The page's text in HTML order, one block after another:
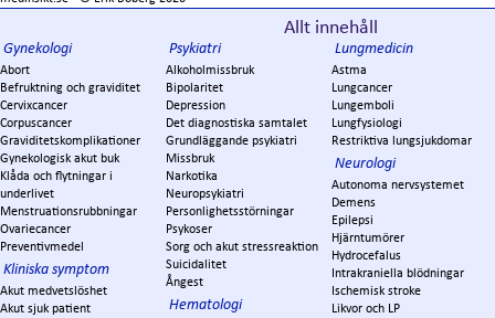
Allt innehåll
Gynekologi
Abort
Befruktning och graviditet
Cervixcancer
Corpuscancer
Graviditetskomplikationer
Gynekologisk akut buk
Klåda och flytningar i
underlivet
Menstruationsrubbningar
Ovariecancer
Preventivmedel
Kliniska symptom
Akut medvetslöshet
Akut sjuk patient
Psykiatri
Alkoholmissbruk
Bipolaritet
Depression
Det diagnostiska samtalet
Grundläggande psykiatri
Missbruk
Narkotika
Neuropsykiatri
Personlighetsstörningar
Psykoser
Sorg och akut stressreaktion
Suicidalitet
Ångest
Hematologi
Lungmedicin
Astma
Lungcancer
Lungemboli
Lungfysiologi
Restriktiva lungsjukdomar
Neurologi
Autonoma nervsystemet
Demens
Epilepsi
Hjärntumörer
Hydrocefalus
Intrakraniella blödningar
Ischemisk stroke
Likvor och LP